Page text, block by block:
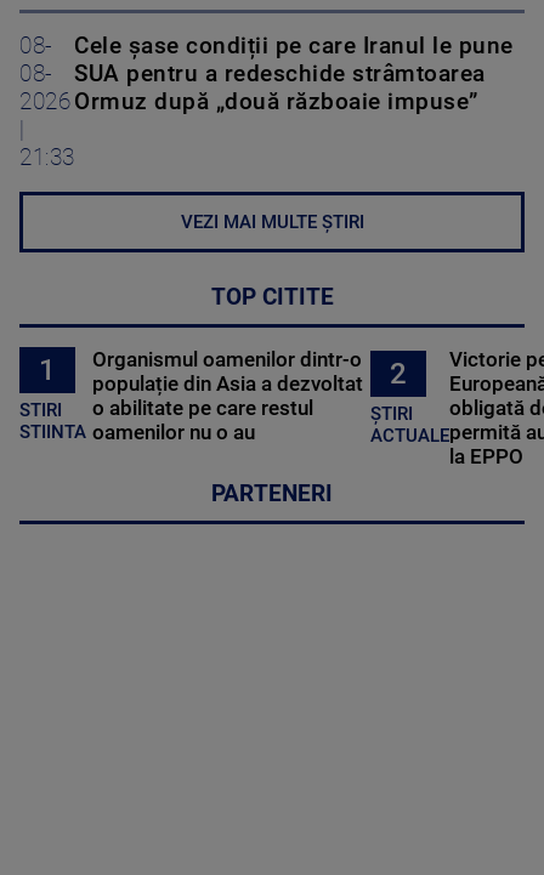
08-
08-
2026
21:33
Cele șase condiții pe care Iranul le pune
SUA pentru a redeschide strâmtoarea
Ormuz după „două războaie impuse”
VEZI MAI MULTE ȘTIRI
TOP CITITE
1
STIRI
STIINTA
Organismul oamenilor dintr-o
populație din Asia a dezvoltat
o abilitate pe care restul
oamenilor nu o au
2
ȘTIRI
ACTUALE
Victorie
obligată
permită
la EPPO
PARTENERI